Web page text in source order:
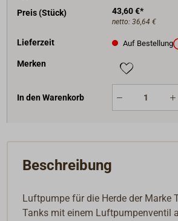
Preis (Stück)
43,60 €*
netto: 36,64 €
Lieferzeit Auf Bestellung
Merken
In den Warenkorb
Beschreibung
Luftpumpe für die Herde der Marke
Tanks mit einem Luftpumpenventil